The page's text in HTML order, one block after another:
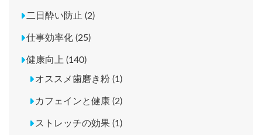
二日酔い防止 (2)
仕事効率化 (25)
健康向上 (140)
オススメ歯磨き粉 (1)
カフェインと健康 (2)
ストレッチの効果 (1)